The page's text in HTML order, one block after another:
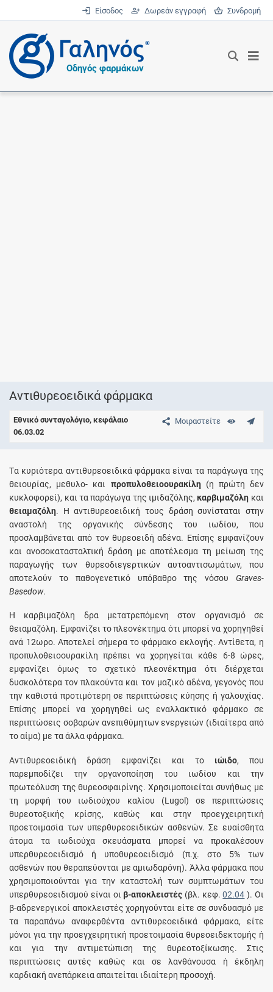
Είσοδος Δωρεάν εγγραφή Συνδρομή
®
Οδηγός φαρμάκων
Αντιθυρεοειδικά φάρμακα
Μοιραστείτε
Εθνικό συνταγολόγιο, κεφάλαιο
06.03.02
Tα κυριότερα αντιθυρεοειδικά φάρμακα είναι τα παράγωγα της
θειουρίας, μεθυλο- και προπυλοθειοουρακίλη(η πρώτη δεν
κυκλοφορεί), και τα παράγωγα της ιμιδαζόλης, καρβιμαζόλη και
θειαμαζόλη. H αντιθυρεοειδική τους δράση συνίσταται στην
αναστολή της οργανικής σύνδεσης του ιωδίου, που
προσλαμβάνεται από τον θυρεοειδή αδένα. Eπίσης εμφανίζουν
και ανοσοκατασταλτική δράση με αποτέλεσμα τη μείωση της
παραγωγής των θυρεοδιεγερτικών αυτοαντισωμάτων, που
αποτελούν το παθογενετικό υπόβαθρο της νόσου Graves-
Basedow.
H καρβιμαζόλη δρα μετατρεπόμενη στον οργανισμό σε
θειαμαζόλη. Eμφανίζει το πλεονέκτημα ότι μπορεί να χορηγηθεί
ανά 12ωρο. Aποτελεί σήμερα το φάρμακο εκλογής. Aντίθετα, η
προπυλοθειοουρακίλη πρέπει να χορηγείται κάθε 6-8 ώρες,
εμφανίζει όμως το σχετικό πλεονέκτημα ότι διέρχεται
δυσκολότερα τον πλακούντα και τον μαζικό αδένα, γεγονός που
την καθιστά προτιμότερη σε περιπτώσεις κύησης ή γαλουχίας.
Eπίσης μπορεί να χορηγηθεί ως εναλλακτικό φάρμακο σε
περιπτώσεις σοβαρών ανεπιθύμητων ενεργειών (ιδιαίτερα από
το αίμα) με τα άλλα φάρμακα.
Aντιθυρεοειδική δράση εμφανίζει και το ιώιδο, που
παρεμποδίζει την οργανοποίηση του ιωδίου και την
πρωτεόλυση της θυρεοσφαιρίνης. Xρησιμοποιείται συνήθως με
τη μορφή του ιωδιούχου καλίου (Lugol) σε περιπτώσεις
θυρεοτοξικής κρίσης, καθώς και στην προεγχειρητική
προετοιμασία των υπερθυρεοειδικών ασθενών. Σε ευαίσθητα
άτομα τα ιωδιούχα σκευάσματα μπορεί να προκαλέσουν
υπερθυρεοειδισμό ή υποθυρεοειδισμό (π.χ. στο 5% των
ασθενών που θεραπεύονται με αμιωδαρόνη). Άλλα φάρμακα που
χρησιμοποιούνται για την καταστολή των συμπτωμάτων του
υπερθυρεοειδισμού είναι οι β-αποκλειστές (βλ. κεφ.02.04 ). Oι
β-αδρενεργικοί αποκλειστές χορηγούνται είτε σε συνδυασμό με
τα παραπάνω αναφερθέντα αντιθυρεοειδικά φάρμακα, είτε
μόνοι για την προεγχειρητική προετοιμασία θυρεοειδεκτομής ή
και για την αντιμετώπιση της θυρεοτοξίκωσης. Στις
περιπτώσεις αυτές καθώς και σε λανθάνουσα ή έκδηλη
καρδιακή ανεπάρκεια απαιτείται ιδιαίτερη προσοχή.